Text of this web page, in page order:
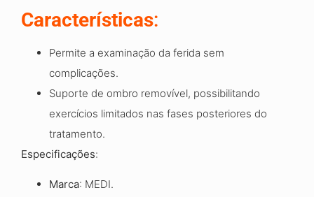
Características:
Permite a examinação da ferida sem
complicações.
Suporte de ombro removível, possibilitando
exercícios limitados nas fases posteriores do
tratamento.
Especificações:
Marca: MEDI.